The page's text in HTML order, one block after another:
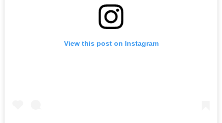
View this post on Instagram